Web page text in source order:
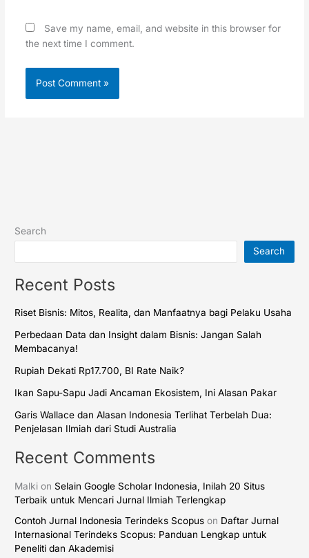
Save my name, email, and website in this browser for
the next time I comment.
Search
Search
Recent Posts
Riset Bisnis: Mitos, Realita, dan Manfaatnya bagi Pelaku Usaha
Perbedaan Data dan Insight dalam Bisnis: Jangan Salah
Membacanya!
Rupiah Dekati Rp17.700, BI Rate Naik?
Ikan Sapu-Sapu Jadi Ancaman Ekosistem, Ini Alasan Pakar
Garis Wallace dan Alasan Indonesia Terlihat Terbelah Dua:
Penjelasan Ilmiah dari Studi Australia
Recent Comments
Malki onSelain Google Scholar Indonesia, Inilah 20 Situs
Terbaik untuk Mencari Jurnal Ilmiah Terlengkap
Contoh Jurnal Indonesia Terindeks Scopus on Daftar Jurnal
Internasional Terindeks Scopus: Panduan Lengkap untuk
Peneliti dan Akademisi